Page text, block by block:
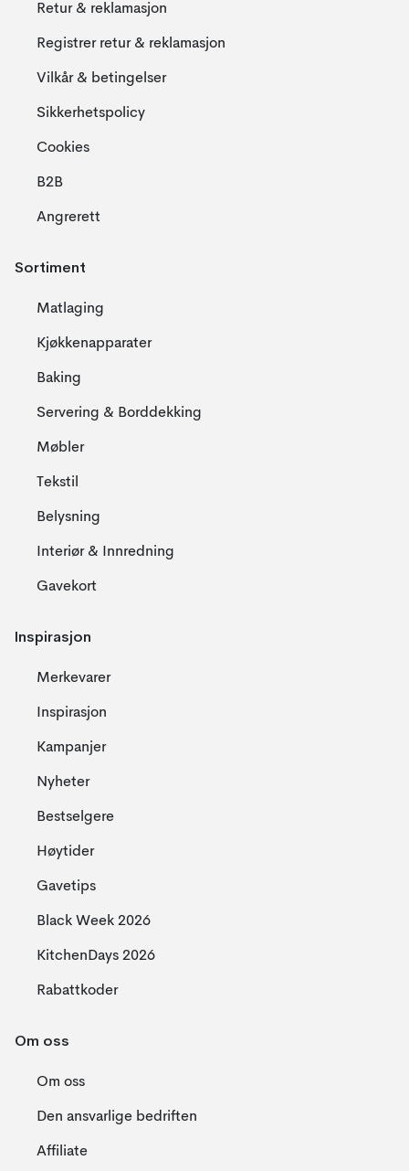
Retur & reklamasjon
Registrer retur & reklamasjon
Vilkår & betingelser
Sikkerhetspolicy
Cookies
B2B
Angrerett
Sortiment
Matlaging
Kjøkkenapparater
Baking
Servering & Borddekking
Møbler
Tekstil
Belysning
Interiør & Innredning
Gavekort
Inspirasjon
Merkevarer
Inspirasjon
Kampanjer
Nyheter
Bestselgere
Høytider
Gavetips
Black Week 2026
KitchenDays 2026
Rabattkoder
Om oss
Om oss
Den ansvarlige bedriften
Affiliate